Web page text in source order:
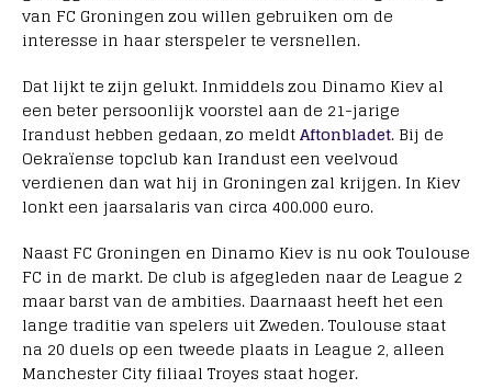
van FC Groningen zou willen gebruiken om de
interesse in haar sterspeler te versnellen.
Dat lijkt te zijn gelukt. Inmiddels zou Dinamo Kiev al
een beter persoonlijk voorstel aan de 21-jarige
Irandust hebben gedaan, zo meldtAftonbladet. Bij de
Oekraïense topclub kan Irandust een veelvoud
verdienen dan wat hij in Groningen zal krijgen. In Kiev
lonkt een jaarsalaris van circa 400.000 euro.
Naast FC Groningen en Dinamo Kiev is nu ook Toulouse
FC in de markt. De club is afgegleden naar de League 2
maar barst van de ambities. Daarnaast heeft het een
lange traditie van spelers uit Zweden. Toulouse staat
na 20 duels op een tweede plaats in League 2, alleen
Manchester City filiaal Troyes staat hoger.